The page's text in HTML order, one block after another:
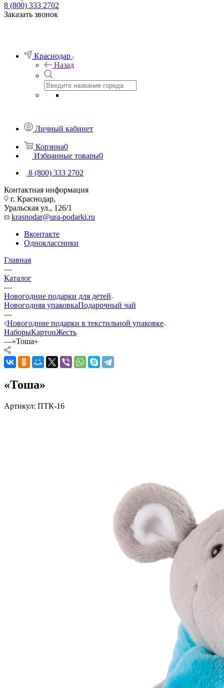
8 (800) 333 2702
Заказать звонок
Краснодар
Назад
Личный кабинет
Корзина0
Избранные товары0
8 (800) 333 2702
Контактная информация
г. Краснодар,
Уральская ул., 126/1
krasnodar@ura-podarki.ru
Вконтакте
Одноклассники
Главная
—
Каталог
—
Новогодние подарки для детей
Новогодняя упаковкаПодарочный чай
—
Новогодние подарки в текстильной упаковке
НаборыКартонЖесть
—«Тоша»
«Тоша»
Артикул: ПТК-16